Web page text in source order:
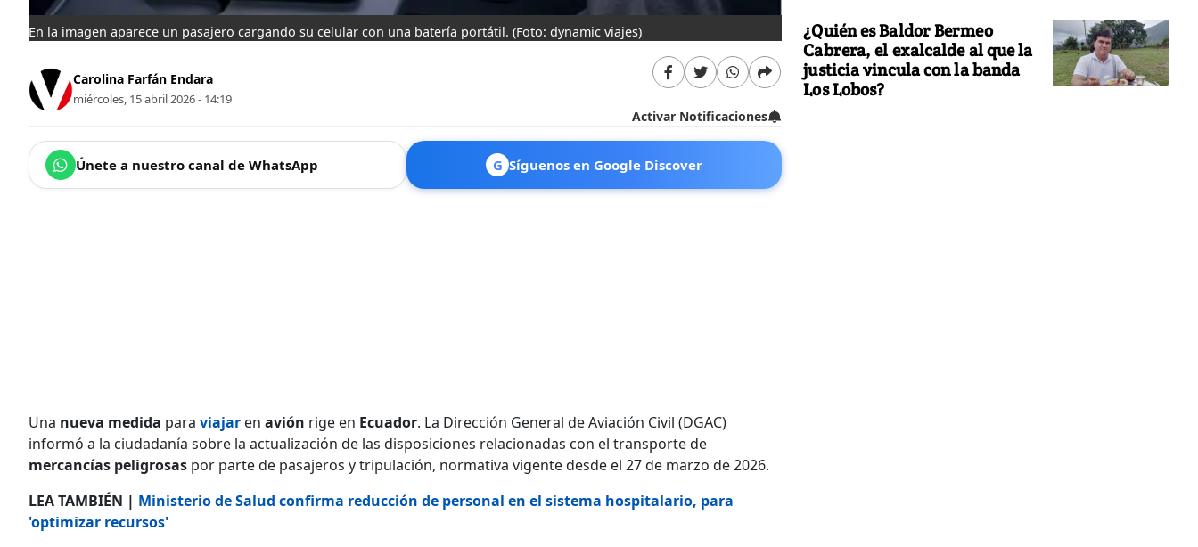
En la imagen aparece un pasajero cargando su celular con una batería portátil. (Foto: dynamic viajes)
Carolina Farfán Endara
miércoles, 15 abril 2026 - 14:19
Activar Notificaciones
Únete a nuestro canal de WhatsApp G Síguenos en Google Discover
Una nueva medida para viajar en avión rige en Ecuador. La Dirección General de Aviación Civil (DGAC)
informó a la ciudadanía sobre la actualización de las disposiciones relacionadas con el transporte de
mercancías peligrosas por parte de pasajeros y tripulación, normativa vigente desde el 27 de marzo de 2026.
LEA TAMBIÉN | Ministerio de Salud confirma reducción de personal en el sistema hospitalario, para
'optimizar recursos'
¿Quién es Baldor Bermeo
Cabrera, el exalcalde al que la
justicia vincula con la banda
Los Lobos?